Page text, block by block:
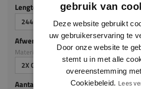
Lengte (mm)
2440 MM
Afwerking
Materiaal: MDF v313
2X GEGROND
Aantal stuks
gebruik van
Deze website gebruikt
uw gebruikerservaring te
Door onze website te
stemt u in met alle
overeenstemming
Cookiebeleid. Lees